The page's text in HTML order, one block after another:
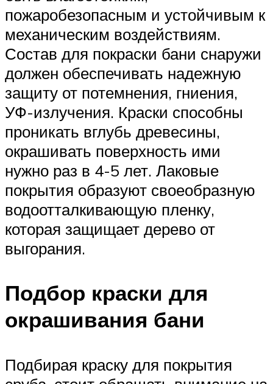
пожаробезопасным и устойчивым к
механическим воздействиям.
Состав для покраски бани снаружи
должен обеспечивать надежную
защиту от потемнения, гниения,
УФ-излучения. Краски способны
проникать вглубь древесины,
окрашивать поверхность ими
нужно раз в 4-5 лет. Лаковые
покрытия образуют своеобразную
водоотталкивающую пленку,
которая защищает дерево от
выгорания.
Подбор краски для
окрашивания бани
Подбирая краску для покрытия